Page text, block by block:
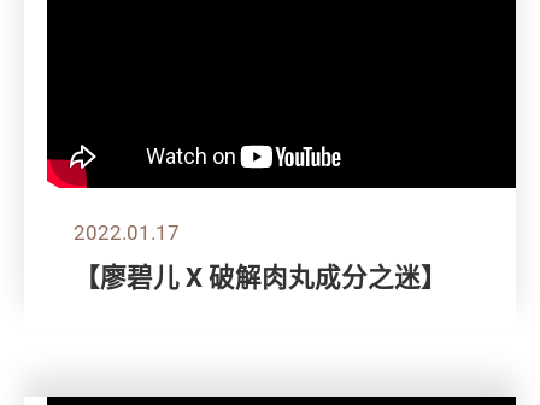
2022.01.17
【廖碧儿 X 破解肉丸成分之迷】